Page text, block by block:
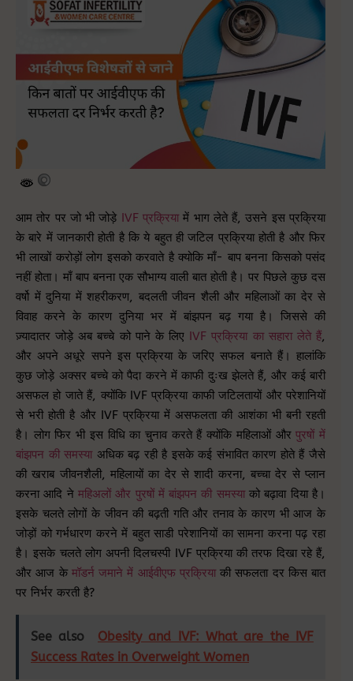
आम तोर पर जो भी जोड़े IVF प्रक्रियामें भाग लेते हैं, उसने इस प्रक्रिया
के बारे में जानकारी होती है कि ये बहुत ही जटिल प्रक्रिया होती है और फिर
भी लाखों करोड़ों लोग इसको करवाते है क्योकि माँ- बाप बनना किसको पसंद
नहीं होता। माँ बाप बनना एक सौभाग्य वाली बात होती है। पर पिछले कुछ दस
वर्षो में दुनिया में शहरीकरण, बदलती जीवन शैली और महिलाओं का देर से
विवाह करने के कारण दुनिया भर में बांझपन बढ़ गया है। जिससे की
ज़्यादातर जोड़े अब बच्चे को पाने के लिए IVF प्रक्रिया का सहारा लेते हैं,
और अपने अधूरे सपने इस प्रक्रिया के जरिए सफल बनाते हैं। हालांकि
कुछ जोड़े अक्सर बच्चे को पैदा करने में काफी दुःख झेलते हैं, और कई बारी
असफल हो जाते हैं, क्योंकि IVF प्रक्रिया काफी जटिलतायों और परेशानियों
से भरी होती है और IVF प्रक्रिया में असफलता की आशंका भी बनी रहती
है। लोग फिर भी इस विधि का चुनाव करते हैं क्योंकि महिलाओं औरपुरषों में
बांझपन की समस्याअधिक बढ़ रही है इसके कई संभावित कारण होते हैं जैसे
की खराब जीवनशैली, महिलायों का देर से शादी करना, बच्चा देर से प्लान
करना आदि ने महिअलों और पुरषों में बांझपन की समस्याको बढ़ावा दिया है।
इसके चलते लोगों के जीवन की बढ़ती गति और तनाव के कारण भी आज के
जोड़ों को गर्भधारण करने में बहुत साडी परेशानियों का सामना करना पढ़ रहा
है। इसके चलते लोग अपनी दिलचस्पी IVF प्रक्रिया की तरफ दिखा रहे हैं,
और आज के मॉडर्न जमाने में आईवीएफ प्रक्रियाकी सफलता दर किस बात
पर निर्भर करती है?
See also
Obesity and IVF: What are the IVF
Success Rates in Overweight Women